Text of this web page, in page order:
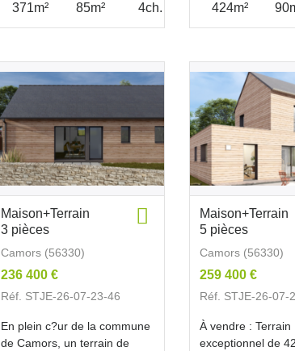
371m² 85m² 4ch. 424m²
Maison+Terrain
3 pièces
Camors (56330)
236 400 €
Réf. STJE-26-07-23-46
En plein c?ur de la commune
de Camors, un terrain de
Maison+Terrain
5 pièces
Camors (56330)
259 400 €
Réf. STJE-26-07-
À vendre : Terrain
exceptionnel de